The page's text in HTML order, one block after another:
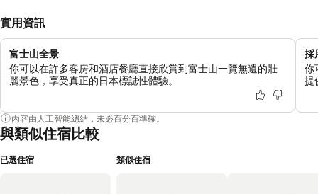
實用資訊
富士山全景
你可以在許多客房和酒店餐廳直接欣賞到富士山一覽無遺的壯
麗景色，享受真正的日本標誌性體驗。
採
你
提
內容由人工智能總結，未必百分百準確。
與類似住宿比較
已選住宿 類似住宿